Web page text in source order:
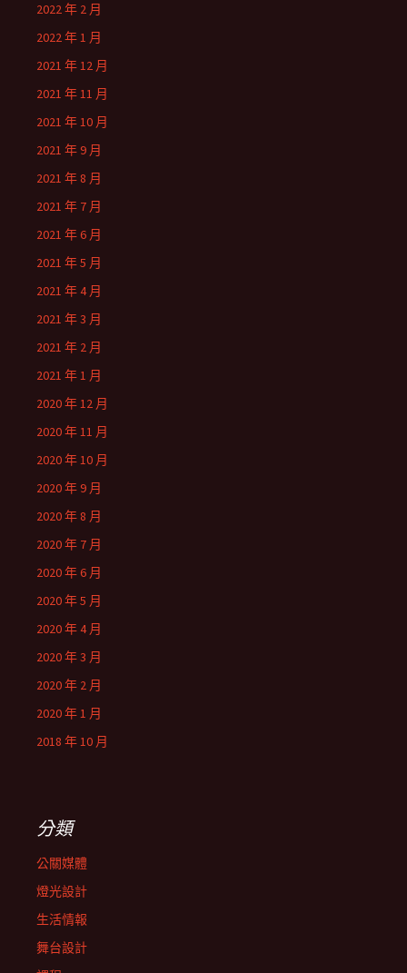
2022 年 2 月
2022 年 1 月
2021 年 12 月
2021 年 11 月
2021 年 10 月
2021 年 9 月
2021 年 8 月
2021 年 7 月
2021 年 6 月
2021 年 5 月
2021 年 4 月
2021 年 3 月
2021 年 2 月
2021 年 1 月
2020 年 12 月
2020 年 11 月
2020 年 10 月
2020 年 9 月
2020 年 8 月
2020 年 7 月
2020 年 6 月
2020 年 5 月
2020 年 4 月
2020 年 3 月
2020 年 2 月
2020 年 1 月
2018 年 10 月
分類
公關媒體
燈光設計
生活情報
舞台設計